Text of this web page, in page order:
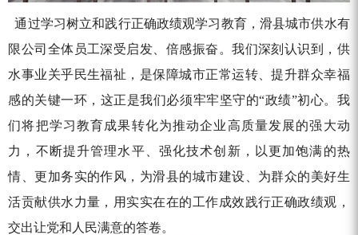
通过学习树立和践行正确政绩观学习教育，滑县城市供水有
限公司全体员工深受启发、倍感振奋。我们深刻认识到，供
水事业关乎民生福祉，是保障城市正常运转、提升群众幸福
感的关键一环，这正是我们必须牢牢坚守的“政绩”初心。我
们将把学习教育成果转化为推动企业高质量发展的强大动
力，不断提升管理水平、强化技术创新，以更加饱满的热
情、更加务实的作风，为滑县的城市建设、为群众的美好生
活贡献供水力量，用实实在在的工作成效践行正确政绩观，
交出让党和人民满意的答卷。